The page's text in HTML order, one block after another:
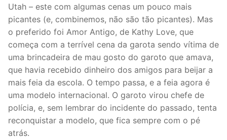
Utah – este com algumas cenas um pouco mais
picantes (e, combinemos, não são tão picantes). Mas
o preferido foi Amor Antigo, de Kathy Love, que
começa com a terrível cena da garota sendo vítima de
uma brincadeira de mau gosto do garoto que amava,
que havia recebido dinheiro dos amigos para beijar a
mais feia da escola. O tempo passa, e a feia agora é
uma modelo internacional. O garoto virou chefe de
polícia, e, sem lembrar do incidente do passado, tenta
reconquistar a modelo, que fica sempre com o pé
atrás.